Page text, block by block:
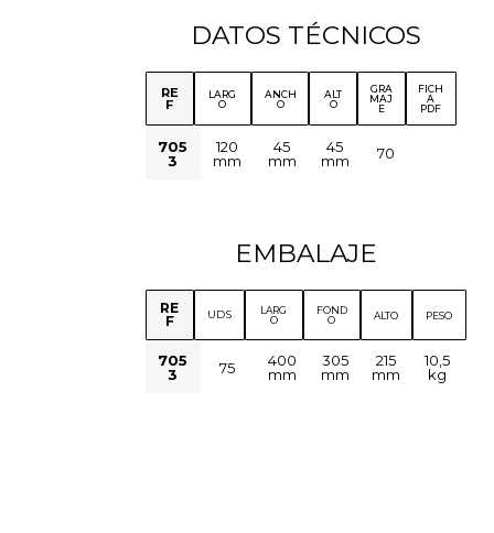
DATOS TÉCNICOS
RE
F
LARG
O
ANCH
O
ALT
O
GRA
MAJ
E
FICH
A
PDF
705
3
120
mm
45
mm
45
mm
70
EMBALAJE
RE
F
UDS
LARG
O
FOND
O
ALTO PESO
705
3
75
400
mm
305
mm
215
mm
10,5
kg